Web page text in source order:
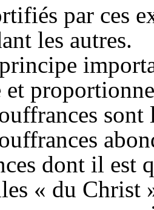
par ces
les autres.
et
sont
dont il est
« du Christ